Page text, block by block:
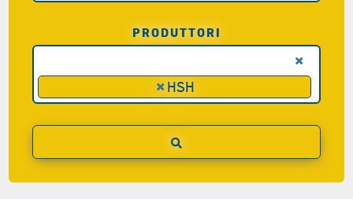
PRODUTTORI
×
×HSH